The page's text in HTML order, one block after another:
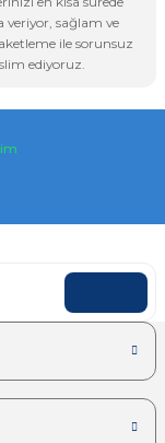
veriyor, sağlam ve
ile sorunsuz
ediyoruz.